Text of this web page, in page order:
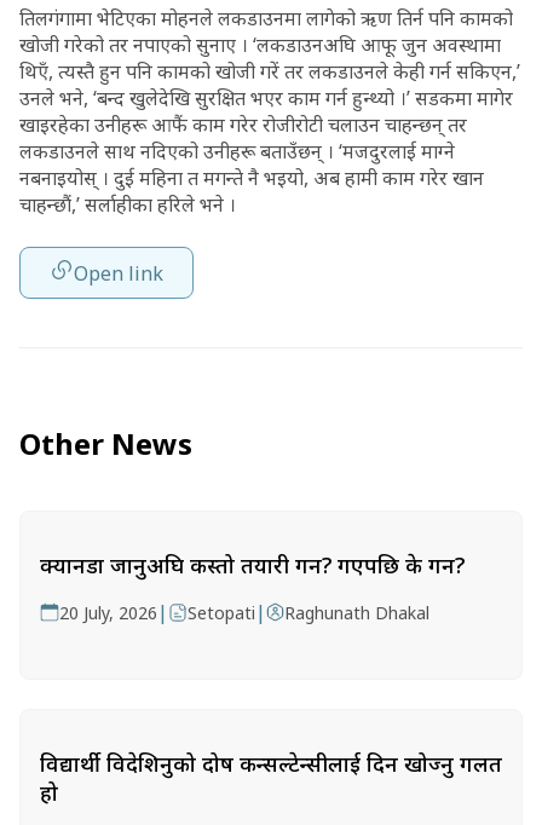
तिलगंगामा भेटिएका मोहनले लकडाउनमा लागेको ऋण तिर्न पनि कामको
खोजी गरेको तर नपाएको सुनाए । ‘लकडाउनअघि आफू जुन अवस्थामा
थिएँ, त्यस्तै हुन पनि कामको खोजी गरें तर लकडाउनले केही गर्न सकिएन,’
उनले भने, ‘बन्द खुलेदेखि सुरक्षित भएर काम गर्न हुन्थ्यो ।’ सडकमा मागेर
खाइरहेका उनीहरू आफैं काम गरेर रोजीरोटी चलाउन चाहन्छन् तर
लकडाउनले साथ नदिएको उनीहरू बताउँछन् । ‘मजदुरलाई माग्ने
नबनाइयोस् । दुई महिना त मगन्ते नै भइयो, अब हामी काम गरेर खान
चाहन्छौं,’ सर्लाहीका हरिले भने ।
Open link
Other News
क्यानडा जानुअघि कस्तो तयारी गर्ने? गएपछि के गर्ने?
20 July, 2026 | Setopati | Raghunath Dhakal
विद्यार्थी विदेशिनुको दोष कन्सल्टेन्सीलाई दिन खोज्नु गलत
हो